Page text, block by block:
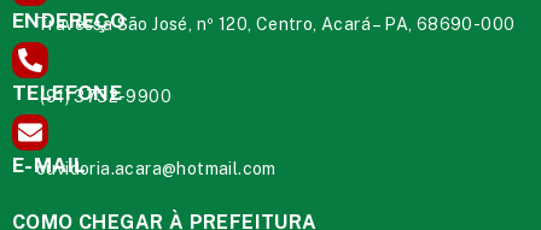
ENDEREÇO
Travessa São José, nº 120, Centro, Acará – PA, 68690-000
TELEFONE
(91) 3732-9900
E-MAIL
ouvidoria.acara@hotmail.com
COMO CHEGAR À PREFEITURA